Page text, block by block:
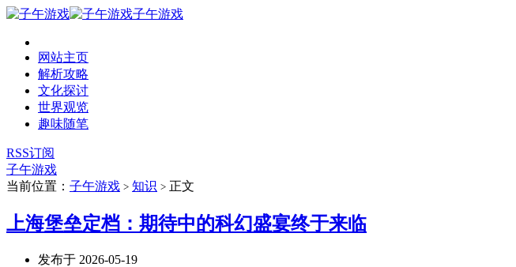
子午游戏
网站主页
解析攻略
文化探讨
世界观览
趣味随笔
RSS订阅
子午游戏
当前位置： 子午游戏 > 知识 > 正文
上海堡垒定档：期待中的科幻盛宴终于来临
发布于 2026-05-19